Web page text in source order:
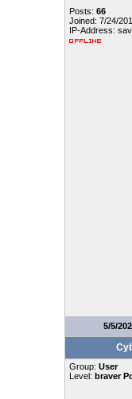
Posts: 66
Joined: 7/24/
IP-Address:
5/5/
Group: User
Level: braver